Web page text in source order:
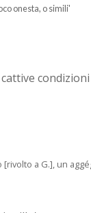
onesta, o simili'
condizioni
a G.], un